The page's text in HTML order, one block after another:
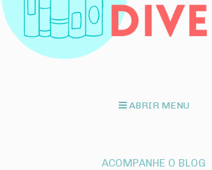
ABRIR MENU
ACOMPANHE O BLOG